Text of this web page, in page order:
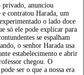
anunciou
contratou Harada, um
o lado doce
só ele pode explicar para
se espalham
o senhor Harada usa
estabelecimento e abrir
chegou. O
ser o que a nossa era